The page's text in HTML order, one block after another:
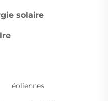
solaire
éoliennes